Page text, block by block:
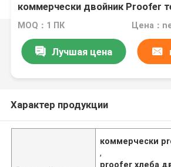
коммерчески двойник Proofer
подносы на полку 220V 2KW
MOQ：1 ПК Цена：
Лучшая цена
Характер продукции
коммерчески
,
proofer хлеба